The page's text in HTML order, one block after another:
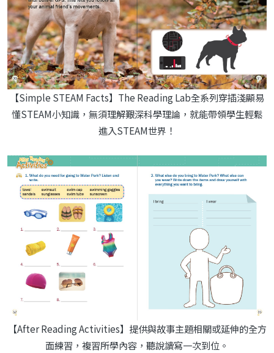
【Simple STEAM Facts】The Reading Lab全系列穿插淺顯易
懂STEAM小知識，無須理解艱深科學理論，就能帶領學生輕鬆
進入STEAM世界！
【After Reading Activities】提供與故事主題相關或延伸的全方
面練習，複習所學內容，聽說讀寫一次到位。